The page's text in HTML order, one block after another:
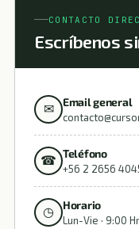
CONTACTO
Escríbenos
✉ Email general
☎ Teléfono
+56 2 2656
◷ Horario
Lun-Vie · 9:00